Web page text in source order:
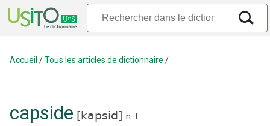
Accueil /Tous les articles de dictionnaire /
capside [kapsid] n. f.